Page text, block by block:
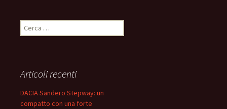
i
c
a
Articoli recenti
DACIA Sandero Stepway: un
compatto con una forte